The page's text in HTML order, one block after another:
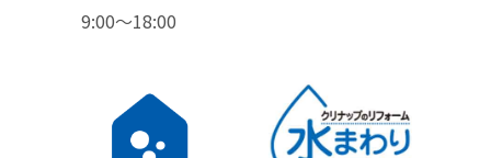
9:00〜18:00